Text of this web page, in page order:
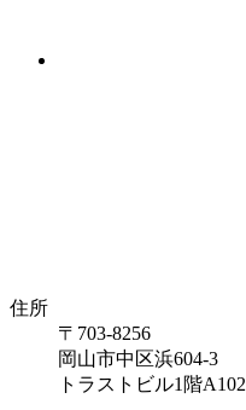
住所
〒703-8256
岡山市中区浜604-3
トラストビル1階A102